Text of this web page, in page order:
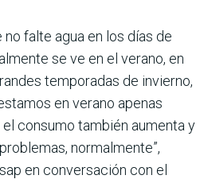
no falte agua en los días de
se ve en el verano, en
temporadas de invierno,
en verano apenas
consumo también aumenta y
normalmente”,
en conver­sación con el